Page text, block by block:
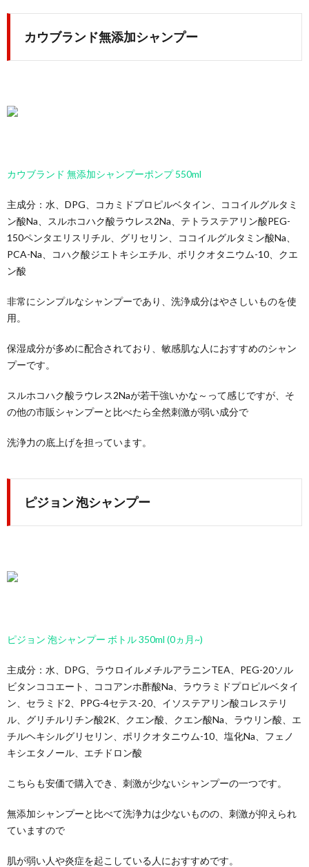
カウブランド無添加シャンプー
カウブランド 無添加シャンプーポンプ 550ml
主成分：水、DPG、コカミドプロピルベタイン、ココイルグルタミ
ン酸Na、スルホコハク酸ラウレス2Na、テトラステアリン酸PEG-
150ペンタエリスリチル、グリセリン、ココイルグルタミン酸Na、
PCA-Na、コハク酸ジエトキシエチル、ポリクオタニウム-10、クエ
ン酸
非常にシンプルなシャンプーであり、洗浄成分はやさしいものを使
用。
保湿成分が多めに配合されており、敏感肌な人におすすめのシャン
プーです。
スルホコハク酸ラウレス2Naが若干強いかな～って感じですが、そ
の他の市販シャンプーと比べたら全然刺激が弱い成分で
洗浄力の底上げを担っています。
ピジョン 泡シャンプー
ピジョン 泡シャンプー ボトル 350ml (0ヵ月~)
主成分：水、DPG、ラウロイルメチルアラニンTEA、PEG-20ソル
ビタンココエート、ココアンホ酢酸Na、ラウラミドプロピルベタイ
ン、セラミド2、PPG-4セテス-20、イソステアリン酸コレステリ
ル、グリチルリチン酸2K、クエン酸、クエン酸Na、ラウリン酸、エ
チルヘキシルグリセリン、ポリクオタニウム-10、塩化Na、フェノ
キシエタノール、エチドロン酸
こちらも安価で購入でき、刺激が少ないシャンプーの一つです。
無添加シャンプーと比べて洗浄力は少ないものの、刺激が抑えられ
ていますので
肌が弱い人や炎症を起こしている人におすすめです。